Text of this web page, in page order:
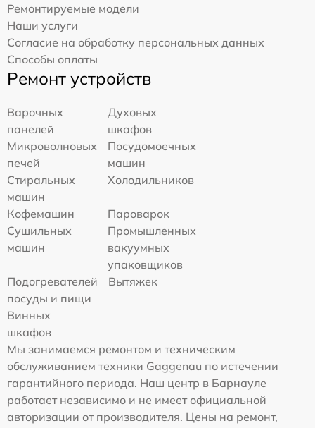
Ремонтируемые модели
Наши услуги
Согласие на обработку персональных данных
Способы оплаты
Ремонт устройств
Варочных
панелей
Духовых
шкафов
Микроволновых
печей
Посудомоечных
машин
Стиральных
машин
Холодильников
Кофемашин
Пароварок
Сушильных
машин
Промышленных
вакуумных
упаковщиков
Подогревателей
посуды и пищи
Вытяжек
Винных
шкафов
Мы занимаемся ремонтом и техническим
обслуживанием техники Gaggenau по истечении
гарантийного периода. Наш центр в Барнауле
работает независимо и не имеет официальной
авторизации от производителя. Цены на ремонт,